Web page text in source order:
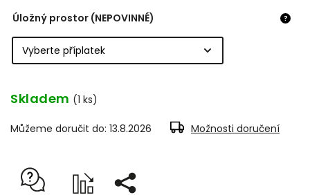
Úložný prostor (NEPOVINNÉ) ?
Skladem (1 ks)
Můžeme doručit do: 13.8.2026 Možnosti doručení